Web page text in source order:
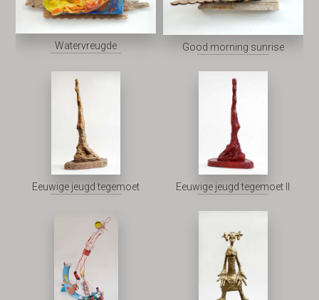
Watervreugde Good morning sunrise
Eeuwige jeugd tegemoet Eeuwige jeugd tegemoet II